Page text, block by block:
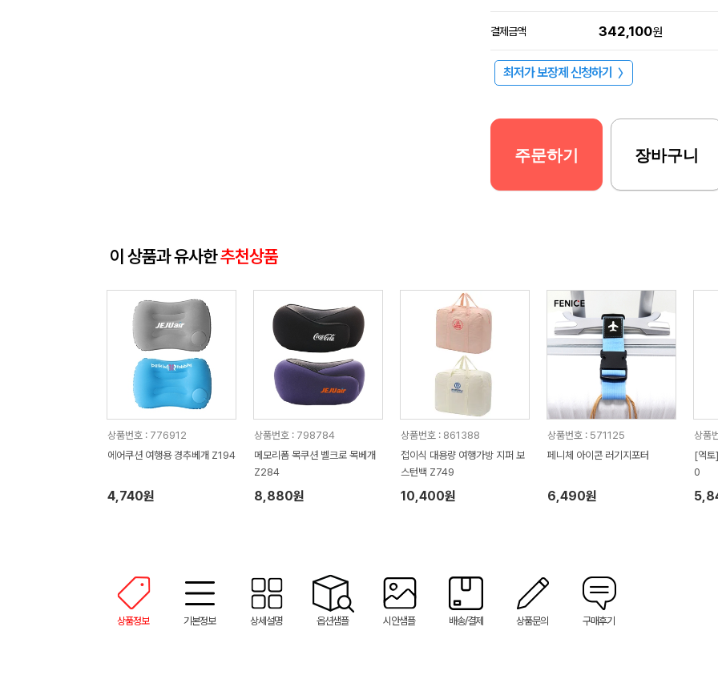
결제금액 342,100원
최저가 보장제 신청하기 〉
주문하기 장바구니
이 상품과 유사한추천상품
상품번호 : 776912
에어쿠션 여행용 경추베개 Z194
4,740원
상품번호 : 798784
메모리폼 목쿠션 벨크로 목베개
Z284
8,880원
상품번호 : 861388
접이식 대용량 여행가방 지퍼 보
스턴백 Z749
10,400원
상품번호 : 571125
페니체 아이콘 러기지포터
6,490원
상품
[엑
0
상품정보 기본정보 상세설명 옵션샘플 시안샘플 배송/결제 상품문의 구매후기